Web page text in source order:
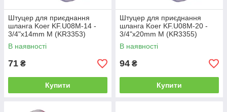
Штуцер для приєднання
шланга Koer KF.U08M-14 -
3/4"x14mm M (KR3353)
В наявності
71 ₴
Купити
Штуцер для приєднання
шланга Koer KF.U08M-20 -
3/4"x20mm M (KR3355)
В наявності
94 ₴
Купити